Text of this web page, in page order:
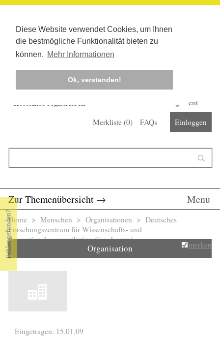
Diese Website verwendet Cookies, um Ihnen
die bestmögliche Funktionalität bieten zu
können. Mehr Informationen
Ok, verstanden!
Kostenlos registrieren
Corona-Management
Merkliste (0) FAQs Einloggen
Zur Themenübersicht → Menu
Sie sind hier
Home > Menschen > Organisationen > Deutsches
Forschungszentrum für Wissenschafts- und
Innovationskommunikation (innokomm)
Organisation merken
Eingetragen: 15.01.09